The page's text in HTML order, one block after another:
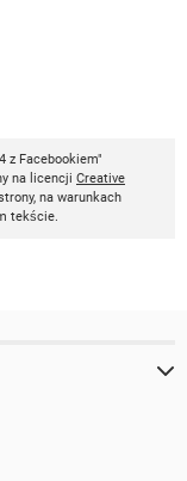
z Facebookiem"
na licencji Creative
na warunkach
tekście.